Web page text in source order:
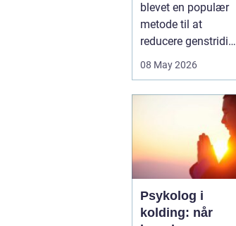
fedtdepoter
blevet en populær
metode til at
reducere genstridige
fedtdepoter, som
08 May 2026
Psykolog i
kolding: når